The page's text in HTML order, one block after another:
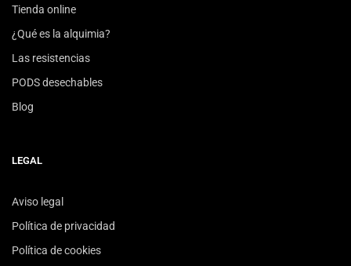
Tienda online
¿Qué es la alquimia?
Las resistencias
PODS desechables
Blog
LEGAL
Aviso legal
Política de privacidad
Política de cookies